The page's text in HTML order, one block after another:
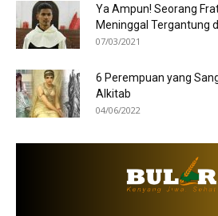
Ya Ampun! Seorang
Meninggal Tergantung
07/03/2021
6 Perempuan yang
Alkitab
04/06/2022